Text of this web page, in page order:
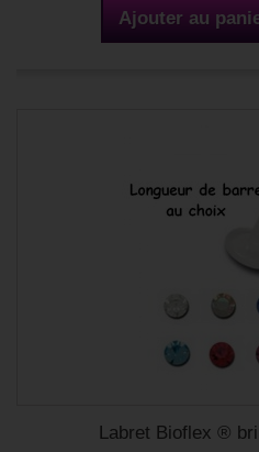
Ajouter au
Labret Bioflex ®